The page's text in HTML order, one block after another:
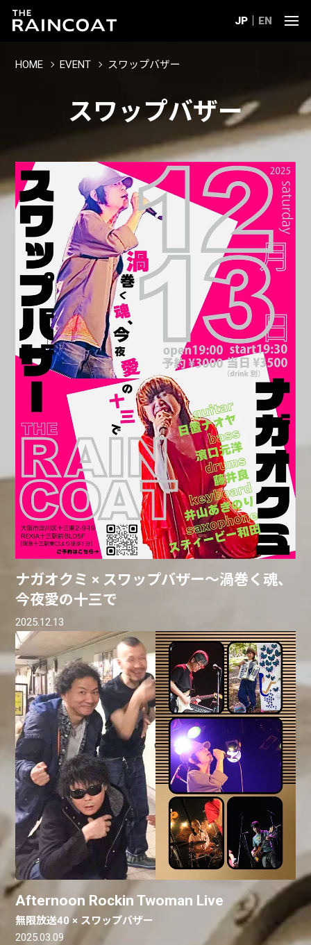
JP EN
HOME EVENT スワップバザー
スワップバザー
ナガオクミ × スワップバザー〜渦巻く魂、
今夜愛の十三で
2025.12.13
Afternoon Rockin Twoman Live
無限放送40 × スワップバザー
2025.03.09